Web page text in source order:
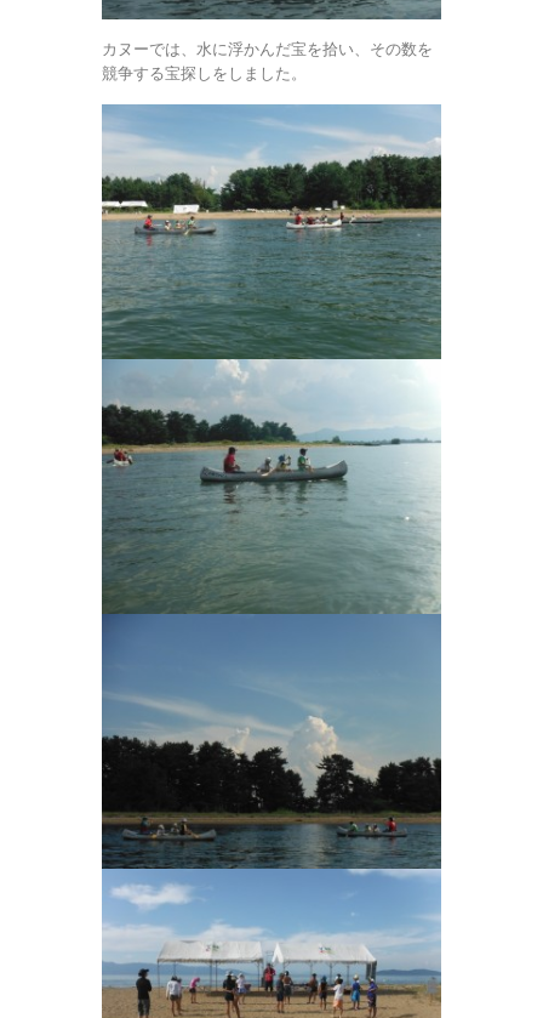
カヌーでは、水に浮かんだ宝を拾い、その数を
競争する宝探しをしました。